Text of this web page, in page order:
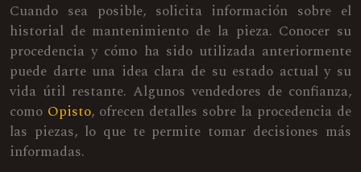
Cuando sea posible, solicita información sobre el
historial de mantenimiento de la pieza. Conocer su
procedencia y cómo ha sido utilizada anteriormente
puede darte una idea clara de su estado actual y su
vida útil restante. Algunos vendedores de confianza,
como Opisto, ofrecen detalles sobre la procedencia de
las piezas, lo que te permite tomar decisiones más
informadas.